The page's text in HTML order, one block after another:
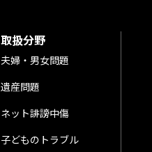
取扱分野
夫婦・男女問題
遺産問題
ネット誹謗中傷
子どものトラブル